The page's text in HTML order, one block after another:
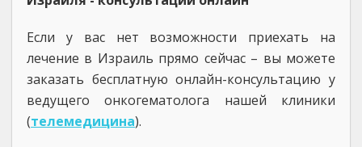
Если у вас нет возможности приехать на
лечение в Израиль прямо сейчас – вы можете
заказать бесплатную онлайн-консультацию у
ведущего онкогематолога нашей клиники
(телемедицина).